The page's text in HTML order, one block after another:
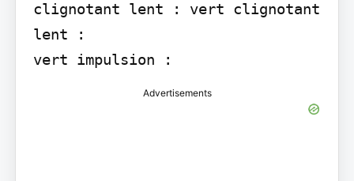
clignotant lent : vert clignotant
lent :
vert impulsion :
Advertisements